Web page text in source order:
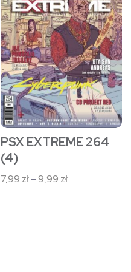
ma
wiele
wariantów.
Opcje
można
wybrać
na
stronie
produktu
PSX EXTREME 264
(4)
7,99 zł– 9,99 złZakres